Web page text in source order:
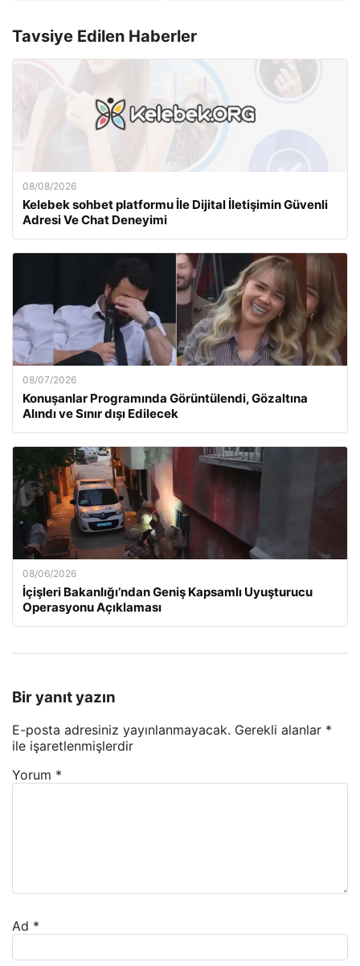
Tavsiye Edilen Haberler
08/08/2026
Kelebek sohbet platformu İle Dijital İletişimin Güvenli
Adresi Ve Chat Deneyimi
08/07/2026
Konuşanlar Programında Görüntülendi, Gözaltına
Alındı ve Sınır dışı Edilecek
08/06/2026
İçişleri Bakanlığı’ndan Geniş Kapsamlı Uyuşturucu
Operasyonu Açıklaması
Bir yanıt yazın
E-posta adresiniz yayınlanmayacak. Gerekli alanlar *
ile işaretlenmişlerdir
Yorum *
Ad *